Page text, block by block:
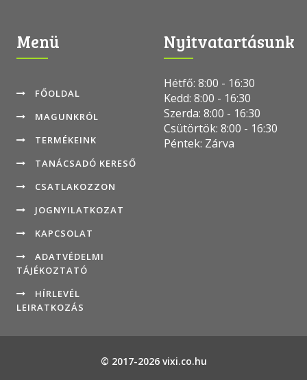
Menü
FŐOLDAL
MAGUNKRÓL
TERMÉKEINK
TANÁCSADÓ KERESŐ
CSATLAKOZZON
JOGNYILATKOZAT
KAPCSOLAT
ADATVÉDELMI
TÁJÉKOZTATÓ
HÍRLEVÉL
LEIRATKOZÁS
Nyitvatartásunk
Hétfő: 8:00 - 16:30
Kedd: 8:00 - 16:30
Szerda: 8:00 - 16:30
Csütörtök: 8:00 - 16:30
Péntek: Zárva
© 2017-2026 vixi.co.hu